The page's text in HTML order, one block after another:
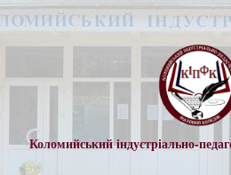
Перейти
до
Коломийський індустріально-